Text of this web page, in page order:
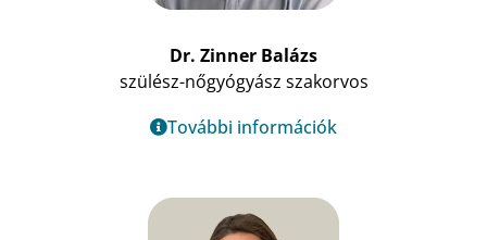
Dr. Zinner Balázs
szülész-nőgyógyász szakorvos
További információk